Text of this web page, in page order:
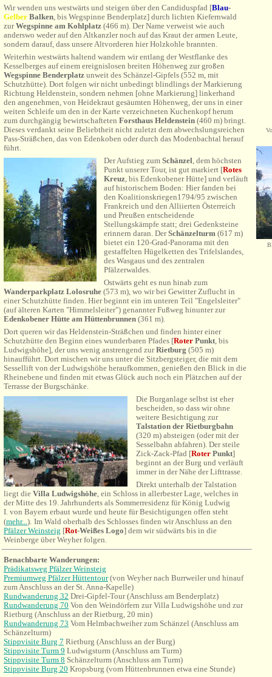
Wir wenden uns westwärts und steigen über den Candiduspfad [Blau-
Gelber Balken, bis Wegspinne Benderplatz] durch lichten Kiefernwald
zurWegspinne am Kohlplatz (466 m). Der Name verweist wie auch
anderswo weder auf den Altkanzler noch auf das Kraut der armen Leute,
sondern darauf, dass unsere Altvorderen hier Holzkohle brannten.
Weiterhin westwärts haltend wandern wir entlang der Westflanke des
Kesselberges auf einem ereignislosen breiten Höhenweg zur großen
Wegspinne Benderplatz unweit des Schänzel-Gipfels (552 m, mit
Schutzhütte). Dort folgen wir nicht unbedingt blindlings der Markierung
Richtung Heldenstein, sondern nehmen [ohne Markierung] linkerhand
den angenehmen, von Heidekraut gesäumten Höhenweg, der uns in einer
weiten Schleife um den in der Karte verzeichneten Kuchenkopf herum
zum durchgängig bewirtschafteten Forsthaus Heldenstein (460 m) bringt.
Dieses verdankt seine Beliebtheit nicht zuletzt dem abwechslungsreichen
Pass-Sträßchen, das von Edenkoben oder durch das Modenbachtal herauf
führt.
Der Aufstieg zum Schänzel, dem höchsten
Punkt unserer Tour, ist gut markiert [Rotes
Kreuz, bis Edenkobener Hütte] und verläuft
auf historischem Boden: Hier fanden bei
den Koalitionskriegen1794/95 zwischen
Frankreich und den Alliierten Österreich
und Preußen entscheidende
Stellungskämpfe statt; drei Gedenksteine
erinnern daran. DerSchänzelturm (617 m)
bietet ein 120-Grad-Panorama mit den
gestaffelten Hügelketten des Trifelslandes,
des Wasgaus und des zentralen
Pfälzerwaldes.
Ostwärts geht es nun hinab zum
Wanderparkplatz Lolosruhe (573 m), wo wir bei Gewitter Zuflucht in
einer Schutzhütte finden. Hier beginnt ein im unteren Teil "Engelsleiter"
(auf älteren Karten "Himmelsleiter") genannter Fußweg hinunter zur
Edenkobener Hütte am Hüttenbrunnen (361 m).
Dort queren wir das Heldenstein-Sträßchen und finden hinter einer
Schutzhütte den Beginn eines wunderbaren Pfades [Roter Punkt, bis
Ludwigshöhe], der uns wenig anstrengend zurRietburg (505 m)
hinaufführt. Dort mischen wir uns unter die Sitzbergsteiger, die mit dem
Sessellift von der Ludwigshöhe heraufkommen, genießen den Blick in die
Rheinebene und finden mit etwas Glück auch noch ein Plätzchen auf der
Terrasse der Burgschänke.
Die Burganlage selbst ist eher
bescheiden, so dass wir ohne
weitere Besichtigung zur
Talstation der Rietburgbahn
(320 m) absteigen (oder mit der
Sesselbahn abfahren). Der steile
Zick-Zack-Pfad [Roter Punkt]
beginnt an der Burg und verläuft
immer in der Nähe der Lifttrasse.
Direkt unterhalb der Talstation
liegt die Villa Ludwigshöhe, ein Schloss in allerbester Lage, welches in
der Mitte des 19. Jahrhunderts als Sommerresidenz für König Ludwig
I. von Bayern erbaut wurde und heute für Besichtigungen offen steht
(mehr...). Im Wald oberhalb des Schlosses finden wir Anschluss an den
Pfälzer Weinsteig [Rot-Weißes Logo] dem wir südwärts bis in die
Weinberge über Weyher folgen.
Benachbarte Wanderungen:
Prädikatsweg Pfälzer Weinsteig
Premiumweg Pfälzer Hüttentour(von Weyher nach Burrweiler und hinauf
zum Anschluss an der St. Anna-Kapelle)
Rundwanderung 32 Drei-Gipfel-Tour (Anschluss am Benderplatz)
Rundwanderung 70 Von den Weindörfern zur Villa Ludwigshöhe und zur
Rietburg (Anschluss an der Rietburg, 20 min)
Rundwanderung 73 Vom Helmbachweiher zum Schänzel (Anschluss am
Schänzelturm)
Stippvisite Burg 7 Rietburg (Anschluss an der Burg)
Stippvisite Turm 9 Ludwigsturm (Anschluss am Turm)
Stippvisite Turm 8 Schänzelturm (Anschluss am Turm)
Stippvisite Burg 20 Kropsburg (vom Hüttenbrunnen etwa eine Stunde)